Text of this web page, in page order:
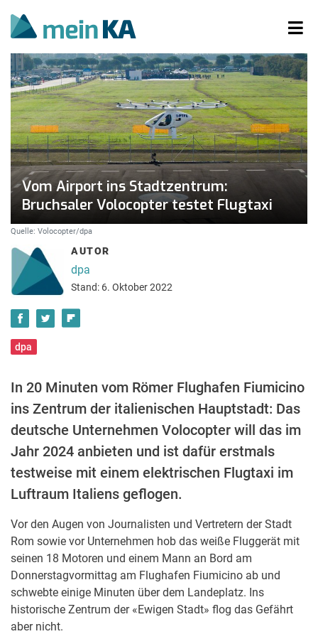
Vom Airport ins Stadtzentrum:
Bruchsaler Volocopter testet Flugtaxi
Quelle: Volocopter/dpa
AUTOR
dpa
Stand: 6. Oktober 2022
dpa
In 20 Minuten vom Römer Flughafen Fiumicino
ins Zentrum der italienischen Hauptstadt: Das
deutsche Unternehmen Volocopter will das im
Jahr 2024 anbieten und ist dafür erstmals
testweise mit einem elektrischen Flugtaxi im
Luftraum Italiens geflogen.
Vor den Augen von Journalisten und Vertretern der Stadt
Rom sowie vor Unternehmen hob das weiße Fluggerät mit
seinen 18 Motoren und einem Mann an Bord am
Donnerstagvormittag am Flughafen Fiumicino ab und
schwebte einige Minuten über dem Landeplatz. Ins
historische Zentrum der «Ewigen Stadt» flog das Gefährt
aber nicht.